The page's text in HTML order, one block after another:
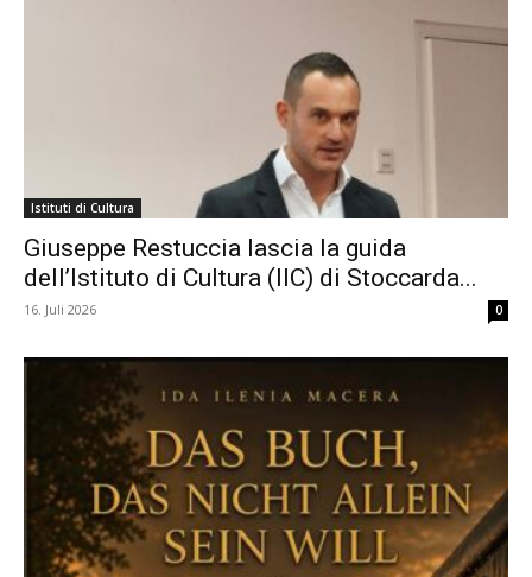
Istituti di Cultura
Giuseppe Restuccia lascia la guida
dell’Istituto di Cultura (IIC) di Stoccarda...
16. Juli 2026 0